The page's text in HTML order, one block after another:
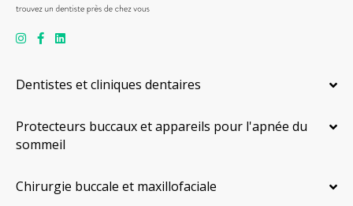
Dentistes et cliniques dentaires
Protecteurs buccaux et appareils pour l'apnée du
sommeil
Chirurgie buccale et maxillofaciale